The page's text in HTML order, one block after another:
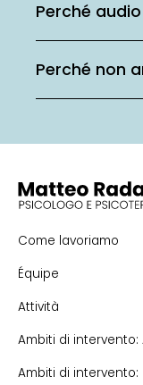
Perché
Perché non
Come lavoriamo
Équipe
Attività
Ambiti di intervento:
Ambiti di intervento: